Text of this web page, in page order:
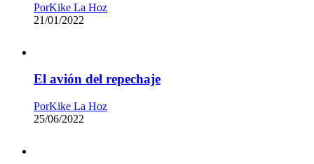
PorKike La Hoz
21/01/2022
El avión del repechaje
PorKike La Hoz
25/06/2022